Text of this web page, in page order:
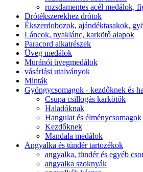
rozsdamentes acél medálok,
Drótékszerekhez drótok
Ékszerdobozok, ajándéktasakok,
Láncok, nyaklánc, karkötő alapok
Paracord alkatrészek
Üveg medálok
Muránói üvegmedálok
vásárlási utalványok
Minták
Gyöngycsomagok - kezdőknek és
Csupa csillogás karkötők
Haladóknak
Hangulat és élménycsomagok
Kezdőknek
Mandala medálok
Angyalka és tündér tartozékok
angyalka, tündér és egyéb
angyalka szoknyák